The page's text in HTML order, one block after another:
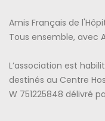
Amis Français de
Tous ensemble, avec
L’association est
destinés au Centre
W 751225848 délivré